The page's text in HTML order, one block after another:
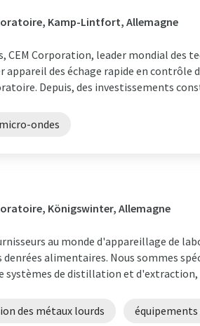
Kamp-Lintfort, Allemagne
CEM Corporation, leader mondial des
appareil des échage rapide en
Depuis, des investissements
ondes
Königswinter, Allemagne
au monde d'appareillage de
alimentaires. Nous sommes
de distillation et
des métaux lourds